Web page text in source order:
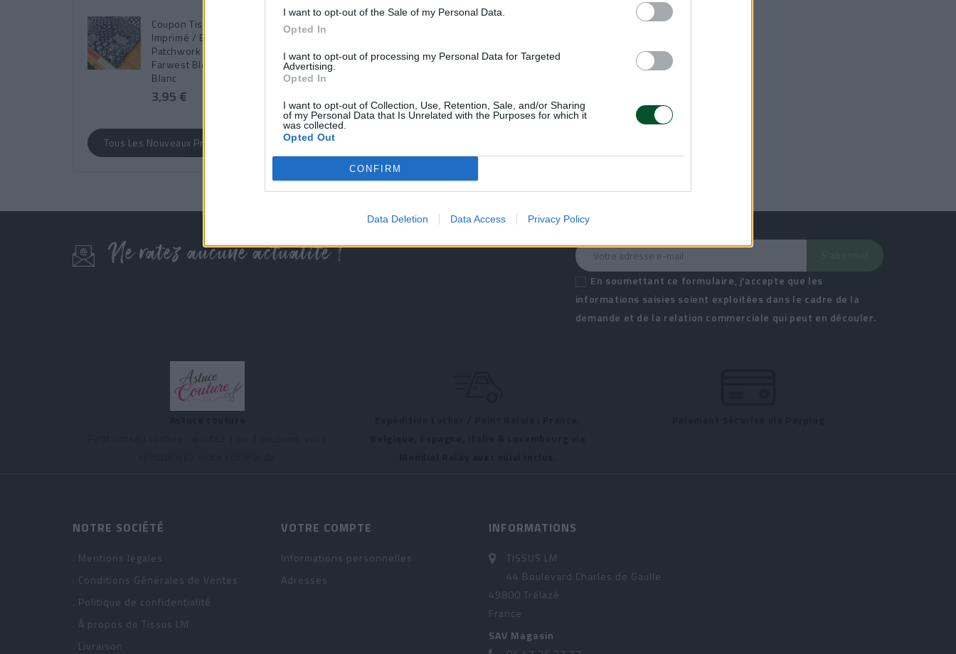
I want to opt-out of the Sale of my Personal Data.
Opted In
I want to opt-out of processing my Personal Data for Targeted
Advertising.
Opted In
I want to opt-out of Collection, Use, Retention, Sale, and/or Sharing
of my Personal Data that Is Unrelated with the Purposes for which it
was collected.
Opted Out
CONFIRM
Data Deletion Data Access Privacy Policy
Coupon Tissu Coton
Imprimé / Bandana
Patchwork -
Farwest Bleu &
Blanc
3,95 €
Tous Les Nouveaux Produits
Ne ratez aucune actualité !
En soumettant ce formulaire, j'accepte que les
informations saisies soient exploitées dans le cadre de la
demande et de la relation commerciale qui peut en découler.
NOTRE SOCIÉTÉ
. Mentions légales
. Conditions Générales de Ventes
. Politique de confidentialité
. À propos de Tissus LM
. Livraison
VOTRE COMPTE
Informations personnelles
Adresses
INFORMATIONS
TISSUS LM
44 Boulevard Charles de Gaulle
49800 Trélazé
France
SAV Magasin